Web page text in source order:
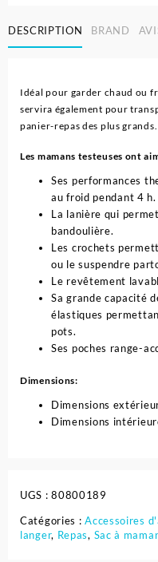
DESCRIPTION BRAND
Idéal pour garder chaud ou
servira également pour
panier-repas des plus grands.
Les mamans testeuses ont
Ses performances
au froid pendant 4 h.
La lanière qui
bandoulière.
Les crochets
ou le suspendre
Le revêtement
Sa grande capacité
élastiques
pots.
Ses poches range-
Dimensions:
Dimensions
Dimensions
UGS :80800189
Catégories :Accessoires
langer, Repas, Sac à